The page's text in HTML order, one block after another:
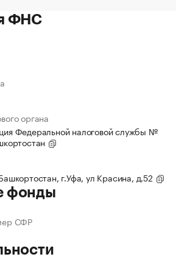
ФНС
органа
Федеральной налоговой службы №
г.Уфа, ул Красина, д.52
фонды
СФР